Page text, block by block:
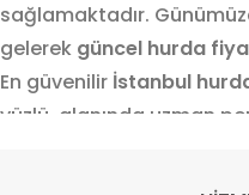
sağlamaktadır.
gelerek güncel hurda
En güvenilir İstanbul
yüzlü, alanında uzman